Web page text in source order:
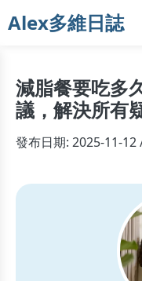
Alex多維日誌
減脂餐要吃多
議，解決所有
發布日期: 2025-11-